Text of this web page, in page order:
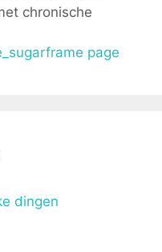
chronische
dingen